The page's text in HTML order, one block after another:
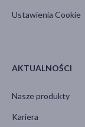
Ustawienia Cookie
AKTUALNOŚCI
Nasze produkty
Kariera